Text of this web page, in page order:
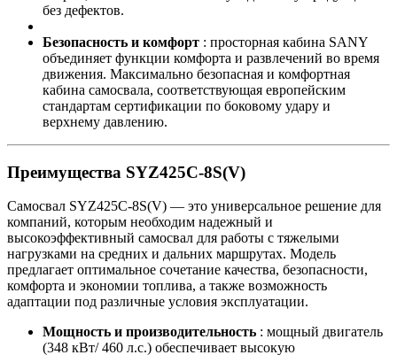
без дефектов.
Безопасность и комфорт : просторная кабина SANY
объединяет функции комфорта и развлечений во время
движения. Максимально безопасная и комфортная
кабина самосвала, соответствующая европейским
стандартам сертификации по боковому удару и
верхнему давлению.
Преимущества SYZ425C-8S(V)
Самосвал SYZ425C-8S(V) — это универсальное решение для
компаний, которым необходим надежный и
высокоэффективный самосвал для работы с тяжелыми
нагрузками на средних и дальних маршрутах. Модель
предлагает оптимальное сочетание качества, безопасности,
комфорта и экономии топлива, а также возможность
адаптации под различные условия эксплуатации.
Мощность и производительность : мощный двигатель
(348 кВт/ 460 л.с.) обеспечивает высокую